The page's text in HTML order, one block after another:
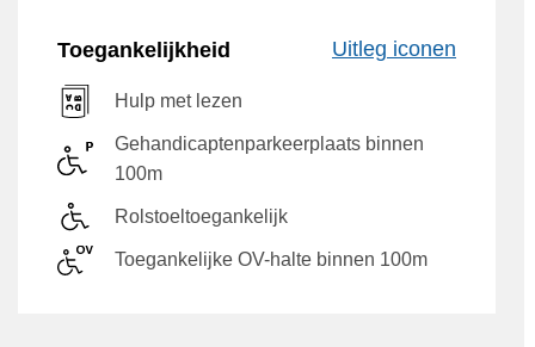
Toegankelijkheid Uitleg iconen
Hulp met lezen
Gehandicaptenparkeerplaats binnen
100m
Rolstoeltoegankelijk
Toegankelijke OV-halte binnen 100m